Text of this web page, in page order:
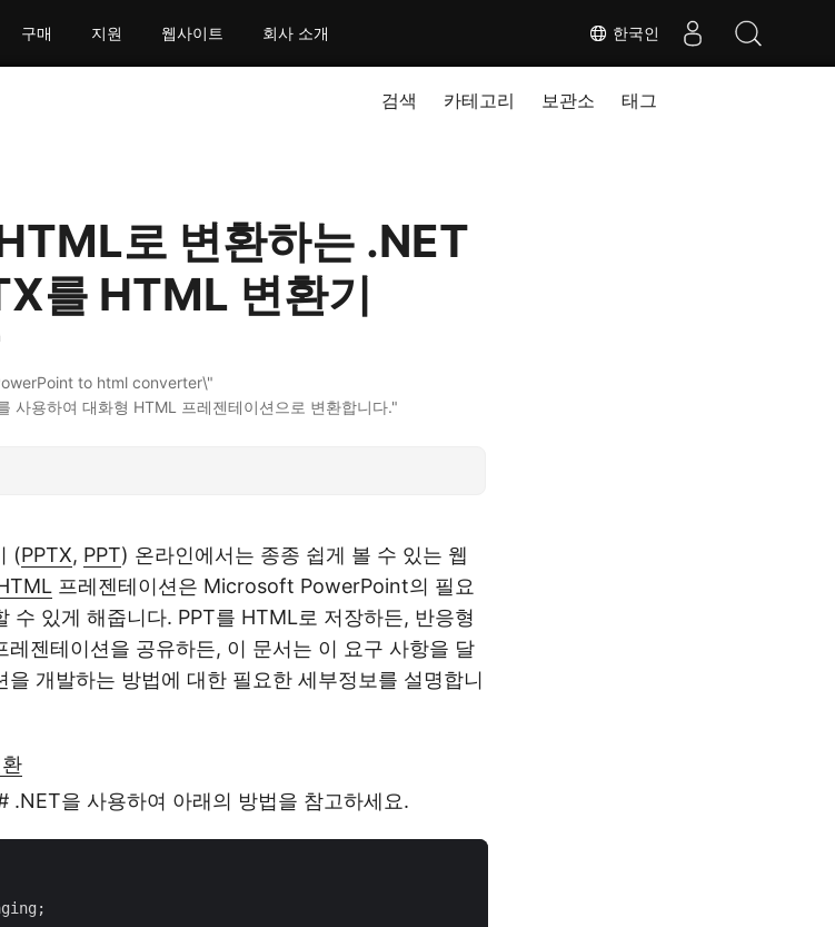
한국인
구매 지원 웹사이트 회사 소개
검색 카테고리 보관소 태그
로 변환하는 .NET
를 HTML 변환기
사용하여 대화형 HTML 프레젠테이션으로 변환합니다."
(PPTX, PPT) 온라인에서는 종종 쉽게 볼 수 있는 웹
프레젠테이션은 Microsoft PowerPoint의 필요
수 있게 해줍니다. PPT를 HTML로 저장하든, 반응형
젠테이션을 공유하든, 이 문서는 이 요구 사항을 달
개발하는 방법에 대한 필요한 세부정보를 설명합니
.NET을 사용하여 아래의 방법을 참고하세요.